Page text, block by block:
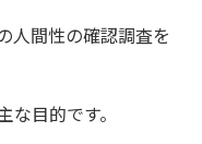
人間性の確認調査を
目的です。